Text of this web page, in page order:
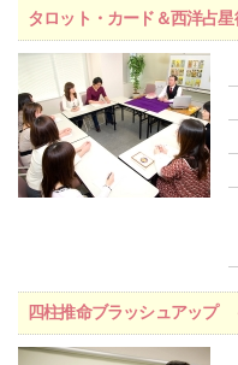
タロット・カード＆西洋占
四柱推命ブラッシュアップ